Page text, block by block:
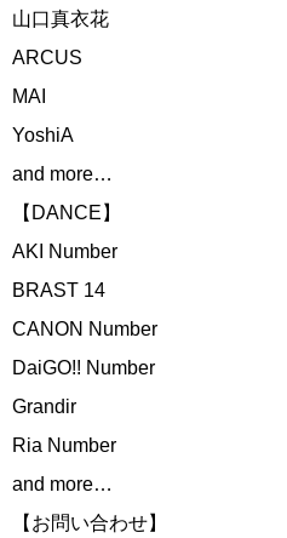
山口真衣花
ARCUS
MAI
YoshiA
and more…
【DANCE】
AKI Number
BRAST 14
CANON Number
DaiGO!! Number
Grandir
Ria Number
and more…
【お問い合わせ】